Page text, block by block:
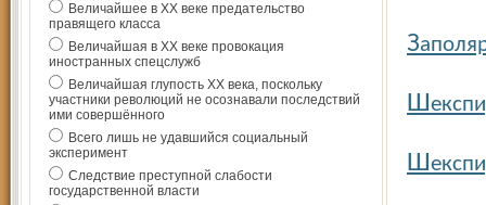
Величайшее в ХХ веке предательство
правящего класса
Величайшая в ХХ веке провокация
иностранных спецслужб
Величайшая глупость ХХ века, поскольку
участники революций не осознавали последствий
ими совершённого
Всего лишь не удавшийся социальный
эксперимент
Следствие преступной слабости
государственной власти
З
Ш
Ш